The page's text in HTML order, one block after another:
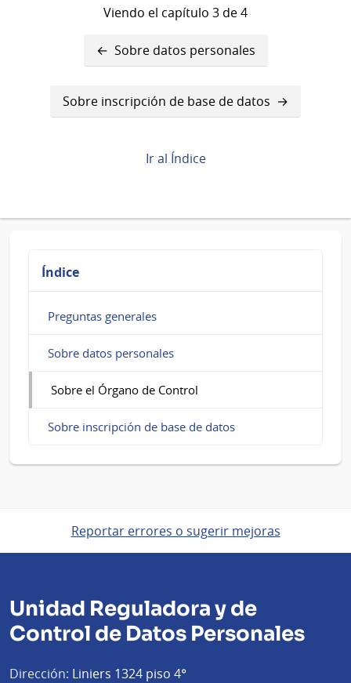
Viendo el capítulo 3 de 4
Enlaces
transversales
el
de
Control
Sobre datos personales
Sobre inscripción de base de datos
Ir al Índice
Índice
Preguntas generales
Sobre datos personales
Sobre el Órgano de Control
Sobre inscripción de base de datos
Reportar errores o sugerir mejoras
Unidad Reguladora y de
Control de Datos Personales
Dirección: Liniers 1324 piso 4°